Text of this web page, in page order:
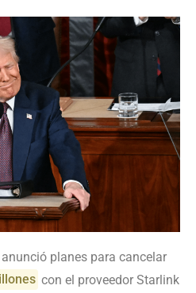
planes para cancelar
con el proveedor Starlink